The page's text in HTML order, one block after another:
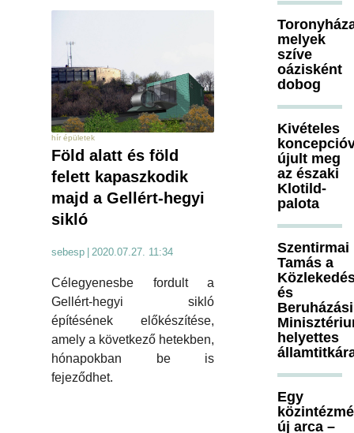
hír épületek
Föld alatt és föld
felett kapaszkodik
majd a Gellért-hegyi
sikló
sebesp | 2020.07.27. 11:34
Célegyenesbe fordult a
Gellért-hegyi sikló
építésének előkészítése,
amely a következő hetekben,
hónapokban be is
fejeződhet.
melyek
szíve
oázisként
dobog
Kivételes
újult meg
az északi
Klotild-
palota
Szentirmai
Tamás a
és
Beruházási
helyettes
Egy
új arca –